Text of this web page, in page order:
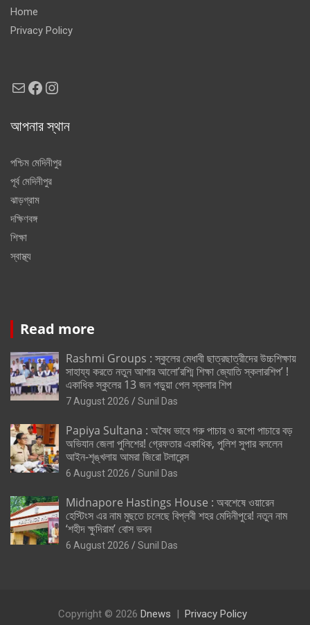
Home
Privacy Policy
MailFacebook
Instagram
আপনার স্থান
পশ্চিম মেদিনীপুর
পূর্ব মেদিনীপুর
ঝাড়গ্রাম
দক্ষিণবঙ্গ
শিক্ষা
স্বাস্থ্য
Read more
Rashmi Groups : স্কুলের মেধাবী ছাত্রছাত্রীদের উচ্চশিক্ষায়
সাহায্য করতে নতুন আশার আলো’রশ্মি শিক্ষা জ্যোতি স্কলারশিপ’ !
একাধিক স্কুলের 13 জন পড়ুয়া পেল স্কলার শিপ
7 August 2026 Sunil Das
Papiya Sultana : অবৈধ ভাবে গরু পাচার ও রূপো পাচারে বড়
অভিযান জেলা পুলিশের! গ্রেফতার একাধিক, পুলিশ সুপার বললেন
আইন-শৃঙ্খলায় আমরা জিরো টলারেন্স
6 August 2026 Sunil Das
Midnapore Hastings House : অবশেষে ওয়ারেন
হেস্টিংস এর নাম মুছতে চলেছে বিপ্লবী শহর মেদিনীপুরে! নতুন নাম
‘শহীদ ক্ষুদিরাম’ বোস ভবন
6 August 2026 Sunil Das
Copyright © 2026 Dnews Privacy Policy